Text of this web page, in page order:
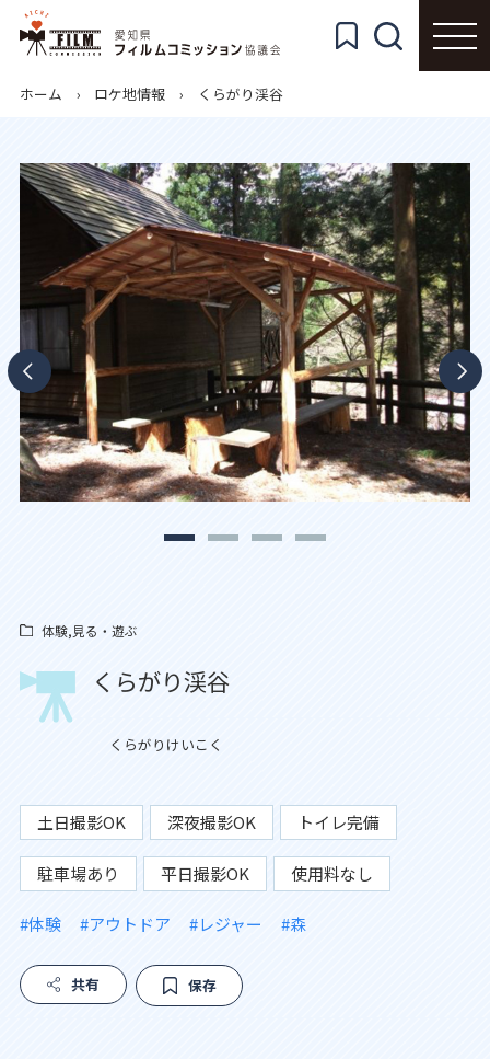
ホーム ロケ地情報 くらがり渓谷
体験,見る・遊ぶ
くらがり渓谷
くらがりけいこく
土日撮影OK 深夜撮影OK トイレ完備
駐車場あり 平日撮影OK 使用料なし
#体験 #アウトドア #レジャー #森
共有 保存